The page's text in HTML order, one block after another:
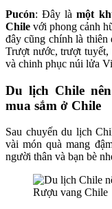
Pucón: Đây làmột
Chile với phong cảnh
đây cũng chính là thiên
Trượt nước, trượt
và chinh phục núi lửa
Du lịch Chile
mua sắm ở Chile
Sau chuyến du lịch
vài món quà mang
người thân và bạn bè
Rượu vang Chile